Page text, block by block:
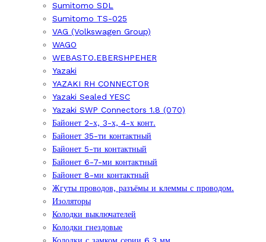
Sumitomo SDL
Sumitomo TS-025
VAG (Volkswagen Group)
WAGO
WEBASTO.EBERSHPEHER
Yazaki
YAZAKI RH CONNECTOR
Yazaki Sealed YESC
Yazaki SWP Connectors 1.8 (070)
Байонет 2-х, 3-х, 4-х конт.
Байонет 35-ти контактный
Байонет 5-ти контактный
Байонет 6-7-ми контактный
Байонет 8-ми контактный
Жгуты проводов, разъёмы и клеммы с проводом.
Изоляторы
Колодки выключателей
Колодки гнездовые